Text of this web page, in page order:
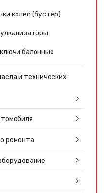
колес (бустер)
балонные
и технических
ремонта